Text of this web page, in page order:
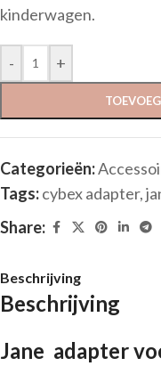
kinderwagen.
- +
Categorieën:
Tags:cybex adapter,
Share:
Beschrijving
Beschrijving
Jane adapter